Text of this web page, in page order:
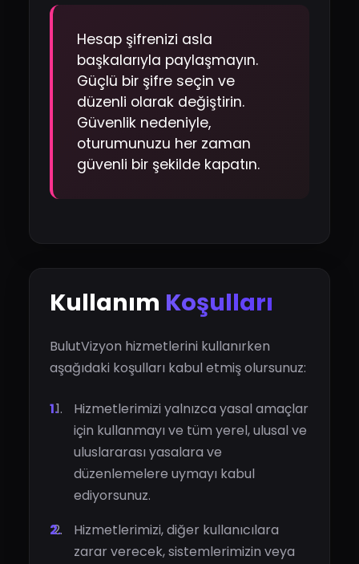
Hesap şifrenizi asla
başkalarıyla paylaşmayın.
Güçlü bir şifre seçin ve
düzenli olarak değiştirin.
Güvenlik nedeniyle,
oturumunuzu her zaman
güvenli bir şekilde kapatın.
Kullanım Koşulları
BulutVizyon hizmetlerini kullanırken
aşağıdaki koşulları kabul etmiş olursunuz:
Hizmetlerimizi yalnızca yasal amaçlar
için kullanmayı ve tüm yerel, ulusal ve
uluslararası yasalara ve
düzenlemelere uymayı kabul
ediyorsunuz.
Hizmetlerimizi, diğer kullanıcılara
zarar verecek, sistemlerimizin veya